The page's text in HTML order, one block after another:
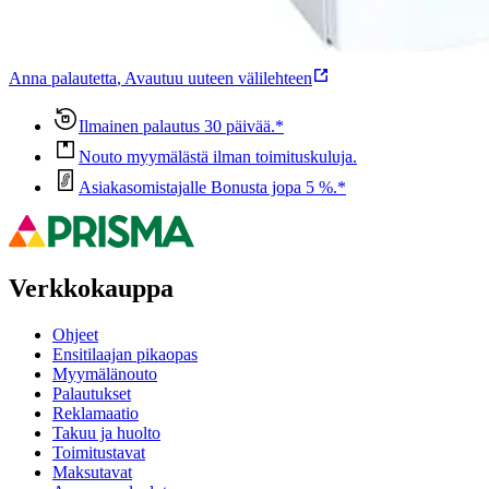
Ovatko tuotetiedot riittävät? Jos tuotetiedoissa on puutteita tai niitä
Anna palautetta, Avautuu uuteen välilehteen
Ilmainen palautus 30 päivää.*
Nouto myymälästä ilman toimituskuluja.
Asiakasomistajalle Bonusta jopa 5 %.*
Verkkokauppa
Ohjeet
Ensitilaajan pikaopas
Myymälänouto
Palautukset
Reklamaatio
Takuu ja huolto
Toimitustavat
Maksutavat